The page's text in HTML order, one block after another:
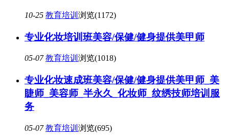
10-25 教育培训 浏览(1172)
专业化妆培训班美容/保健/健身提供美甲师
05-07 教育培训 浏览(1018)
专业化妆速成班美容/保健/健身提供美甲师_美
睫师_美容师_半永久_化妆师_纹绣技师培训服
务
05-07 教育培训 浏览(695)